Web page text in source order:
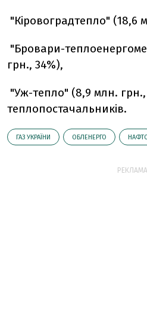
"Кіровоградтепло" (18,6
"Бровари-
грн., 34%),
"Уж-тепло" (8,9 млн.
теплопостачальників.
ГАЗ УКРАЇНИ ОБЛЕНЕРГО